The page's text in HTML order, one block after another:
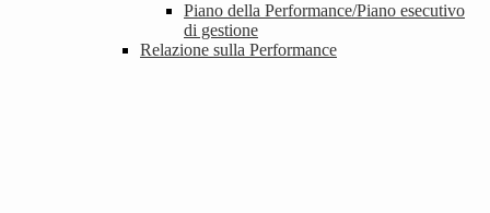
Piano della Performance/Piano esecutivo
di gestione
Relazione sulla Performance